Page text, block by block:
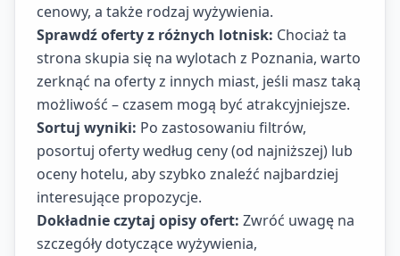
cenowy, a także rodzaj wyżywienia.
Sprawdź oferty z różnych lotnisk: Chociaż ta
strona skupia się na wylotach z Poznania, warto
zerknąć na oferty z innych miast, jeśli masz taką
możliwość – czasem mogą być atrakcyjniejsze.
Sortuj wyniki: Po zastosowaniu filtrów,
posortuj oferty według ceny (od najniższej) lub
oceny hotelu, aby szybko znaleźć najbardziej
interesujące propozycje.
Dokładnie czytaj opisy ofert: Zwróć uwagę na
szczegóły dotyczące wyżywienia,